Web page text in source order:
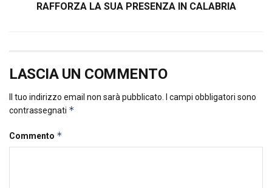
RAFFORZA LA SUA PRESENZA IN CALABRIA
LASCIA UN COMMENTO
Il tuo indirizzo email non sarà pubblicato.
I campi obbligatori sono
contrassegnati *
Commento *